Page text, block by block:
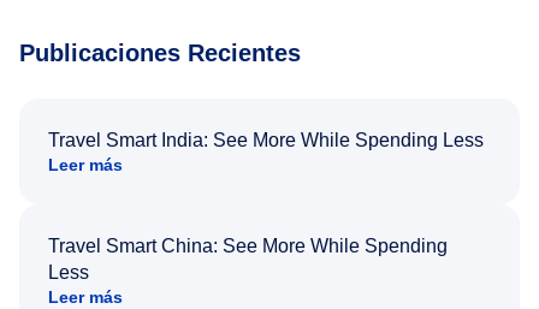
Publicaciones Recientes
Travel Smart India: See More While Spending Less
Leer más
Travel Smart China: See More While Spending
Less
Leer más